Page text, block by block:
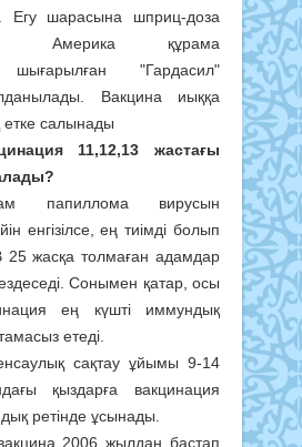
. Егу шарасына шприц-доза
Америка құрама
шығарылған "Гардасил"
Вакцина иыққа
салынады
11,12,13 жастағы
папиллома вирусын
енгізілсе, ең тиімді болып
жасқа толмаған адамдар
Сонымен қатар, осы
ең күшті иммундық
етеді.
сақтау ұйымы 9-14
қыздарға вакцинация
ретінде ұсынады.
2006 жылдан бастап